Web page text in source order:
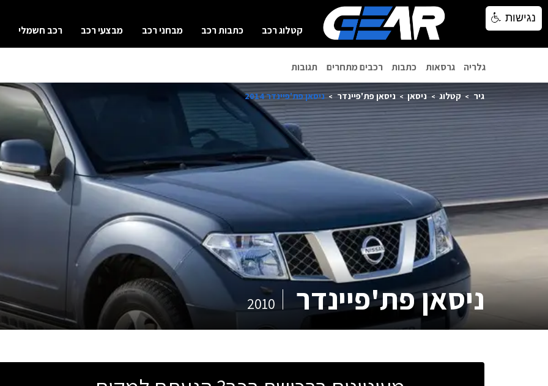
קטלוג רכב כתבות רכב מבחני רכב מבצעי רכב רכב חשמלי
גלריה גרסאות כתבות רכבים מתחרים תגובות
גיר קטלוג ניסאן ניסאן פת'פיינדר ניסאן פת'פיינדר 2014
ניסאן פת'פיינדר 2010
נגישות
נגישות